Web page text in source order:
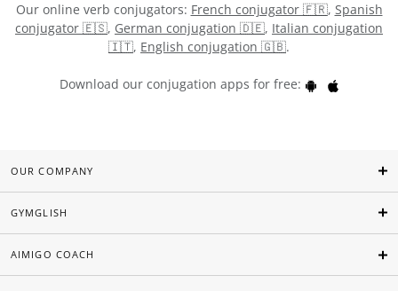
Our online verb conjugators: French conjugator 🇫🇷, Spanish
conjugator 🇪🇸, German conjugation 🇩🇪, Italian conjugation
🇮🇹, English conjugation 🇬🇧.
Download our conjugation apps for free:
OUR COMPANY
GYMGLISH
AIMIGO COACH